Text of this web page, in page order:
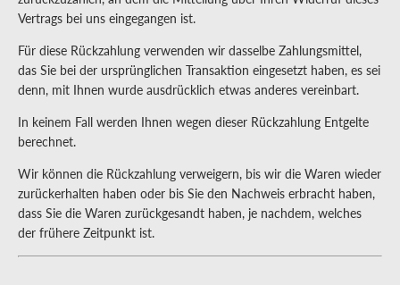
Vertrags bei uns eingegangen ist.
Für diese Rückzahlung verwenden wir dasselbe Zahlungsmittel,
das Sie bei der ursprünglichen Transaktion eingesetzt haben, es sei
denn, mit Ihnen wurde ausdrücklich etwas anderes vereinbart.
In keinem Fall werden Ihnen wegen dieser Rückzahlung Entgelte
berechnet.
Wir können die Rückzahlung verweigern, bis wir die Waren wieder
zurückerhalten haben oder bis Sie den Nachweis erbracht haben,
dass Sie die Waren zurückgesandt haben, je nachdem, welches
der frühere Zeitpunkt ist.